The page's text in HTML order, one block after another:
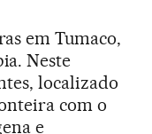
em Tumaco,
Neste
localizado
com o
e